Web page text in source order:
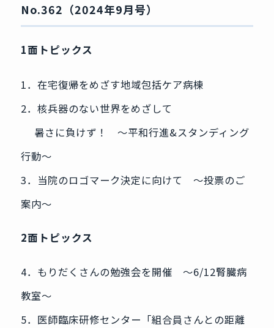
No.362（2024年9月号）
1面トピックス
1．在宅復帰をめざす地域包括ケア病棟
2．核兵器のない世界をめざして
暑さに負けず！ ～平和行進&スタンディング
行動～
3．当院のロゴマーク決定に向けて ～投票のご
案内～
2面トピックス
4．もりだくさんの勉強会を開催 ～6/12腎臓病
教室～
5．医師臨床研修センター「組合員さんとの距離